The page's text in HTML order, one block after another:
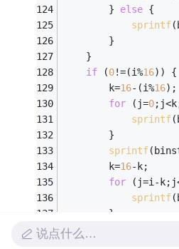
        }
else {
sprintf
        }
    }
if (0!=(i%16)) {
        k=
16-(i%16);
for (j=0
sprintf
        }
sprintf
        k=
16-k;
for (j=i-
sprintf
        }
说点什么…